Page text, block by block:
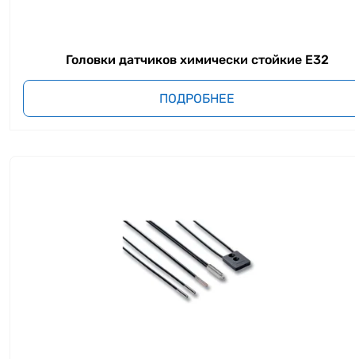
Головки датчиков химически стойкие E32
ПОДРОБНЕЕ